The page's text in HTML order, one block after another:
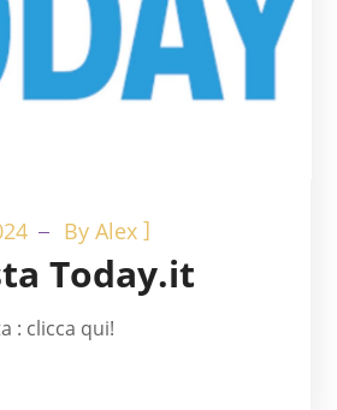
ByAlex ]
Today.it
: clicca qui!